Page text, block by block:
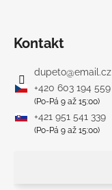
Kontakt
dupeto@email.cz
+420 603 194 559
(Po-Pá 9 až 15:00)
+421 951 541 339
(Po-Pá 9 až 15:00)